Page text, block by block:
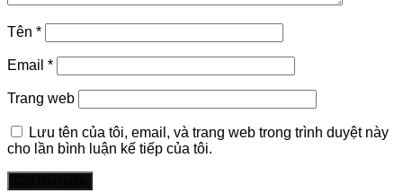
Tên *
Email *
Trang web
Lưu tên của tôi, email, và trang web trong trình duyệt này
cho lần bình luận kế tiếp của tôi.